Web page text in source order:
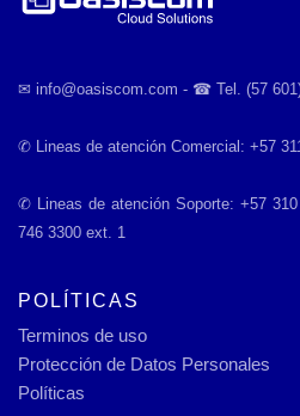
✉︎ info@oasiscom.com - ☎︎ Tel. (57
✆ Lineas de atención Comercial: +57
✆ Lineas de atención Soporte: +57
746 3300 ext. 1
POLÍTICAS
Terminos de uso
Protección de Datos Personales
Políticas